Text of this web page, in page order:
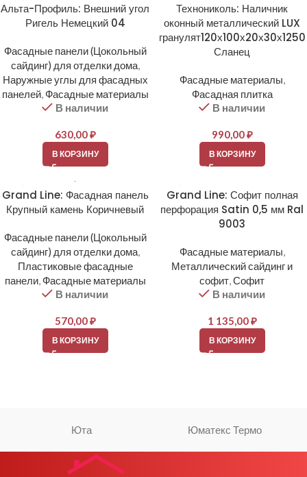
Альта-Профиль: Внешний угол
Ригель Немецкий 04
Фасадные панели (Цокольный
сайдинг) для отделки дома,
Наружные углы для фасадных
панелей, Фасадные материалы
В наличии
630,00₽
В КОРЗИНУ
Технониколь: Наличник
оконный металлический LUX
гранулят120х100х20х30х1250
Сланец
Фасадные материалы
Фасадная плитка
В наличии
990,00₽
В КОРЗИНУ
Grand Line: Фасадная панель
Крупный камень Коричневый
Фасадные панели (Цокольный
сайдинг) для отделки дома,
Пластиковые фасадные
панели, Фасадные материалы
В наличии
570,00₽
В КОРЗИНУ
Grand Line: Софит полная
перфорация Satin 0,5 мм Ral
9003
Фасадные материалы
Металлический сайдинг и
софит Софит
В наличии
1 135,00₽
В КОРЗИНУ
Юта Юматекс Термо